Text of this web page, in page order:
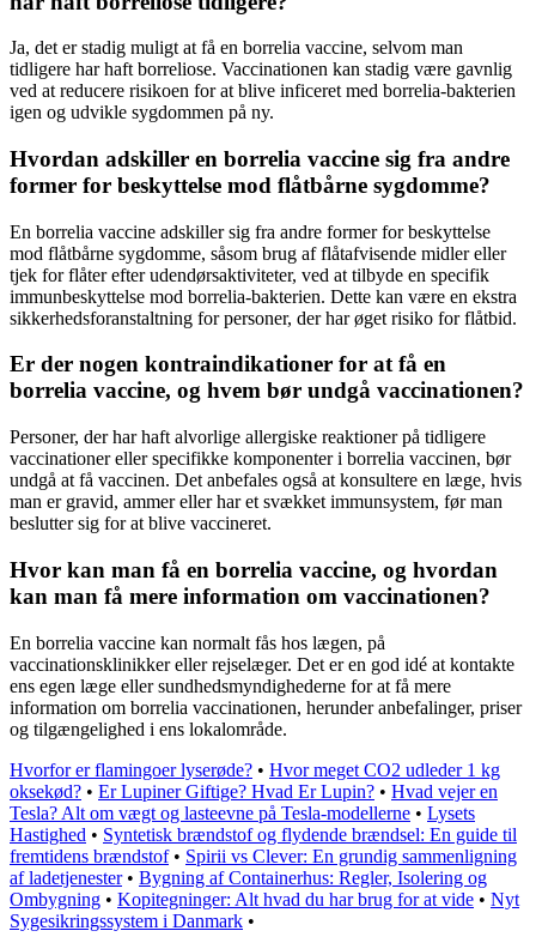
Ja, det er stadig muligt at få en borrelia vaccine, selvom man
tidligere har haft borreliose. Vaccinationen kan stadig være gavnlig
ved at reducere risikoen for at blive inficeret med borrelia-bakterien
igen og udvikle sygdommen på ny.
Hvordan adskiller en borrelia vaccine sig fra andre
former for beskyttelse mod flåtbårne sygdomme?
En borrelia vaccine adskiller sig fra andre former for beskyttelse
mod flåtbårne sygdomme, såsom brug af flåtafvisende midler eller
tjek for flåter efter udendørsaktiviteter, ved at tilbyde en specifik
immunbeskyttelse mod borrelia-bakterien. Dette kan være en ekstra
sikkerhedsforanstaltning for personer, der har øget risiko for flåtbid.
Er der nogen kontraindikationer for at få en
borrelia vaccine, og hvem bør undgå vaccinationen?
Personer, der har haft alvorlige allergiske reaktioner på tidligere
vaccinationer eller specifikke komponenter i borrelia vaccinen, bør
undgå at få vaccinen. Det anbefales også at konsultere en læge, hvis
man er gravid, ammer eller har et svækket immunsystem, før man
beslutter sig for at blive vaccineret.
Hvor kan man få en borrelia vaccine, og hvordan
kan man få mere information om vaccinationen?
En borrelia vaccine kan normalt fås hos lægen, på
vaccinationsklinikker eller rejselæger. Det er en god idé at kontakte
ens egen læge eller sundhedsmyndighederne for at få mere
information om borrelia vaccinationen, herunder anbefalinger, priser
og tilgængelighed i ens lokalområde.
Hvorfor er flamingoer lyserøde? • Hvor meget CO2 udleder 1 kg
oksekød? • Er Lupiner Giftige? Hvad Er Lupin? • Hvad vejer en
Tesla? Alt om vægt og lasteevne på Tesla-modellerne • Lysets
Hastighed • Syntetisk brændstof og flydende brændsel: En guide til
fremtidens brændstof• Spirii vs Clever: En grundig sammenligning
af ladetjenester• Bygning af Containerhus: Regler, Isolering og
Ombygning • Kopitegninger: Alt hvad du har brug for at vide • Nyt
Sygesikringssystem i Danmark •